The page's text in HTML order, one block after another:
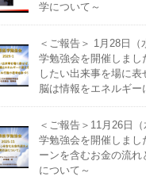
学について～
＜ご報告＞ 1月28日（
学勉強会を開催しま
したい出来事を場に表
脳は情報をエネルギー
＜ご報告＞11月26日
学勉強会を開催しまし
ーンを含むお金の流れ
について～